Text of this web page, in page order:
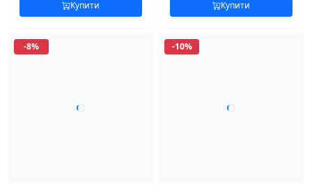
Купити Купити
-8% -10%